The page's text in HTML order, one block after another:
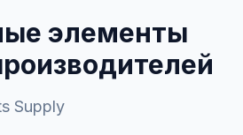
элементы
Supply